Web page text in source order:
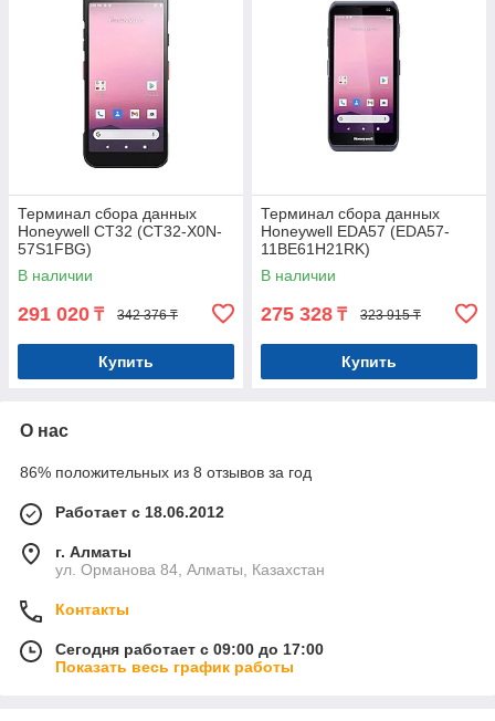
Терминал сбора данных
Honeywell CT32 (CT32-X0N-
57S1FBG)
В наличии
291 020 ₸ 342 376 ₸
Купить
Терминал сбора данных
Honeywell EDA57 (EDA57-
11BE61H21RK)
В наличии
275 328 ₸ 323 915 ₸
Купить
О нас
86% положительных из 8 отзывов за год
Работает с 18.06.2012
г. Алматы
ул. Орманова 84, Алматы, Казахстан
Контакты
Сегодня работает с 09:00 до 17:00
Показать весь график работы